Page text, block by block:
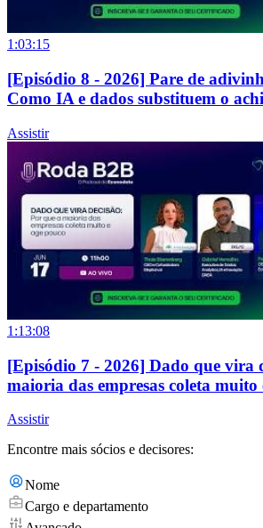
1:03:15
[Episódio 8 - 2026] Pare de
Como IA e dados substituem o
Assistir
1:13:08
[Episódio 7 - 2026] Dado que vira
maioria das empresas coleta muito
Assistir
Encontre mais sócios e decisores:
Nome
Cargo e departamento